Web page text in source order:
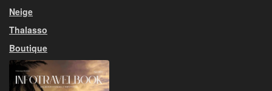
Neige
Thalasso
Boutique